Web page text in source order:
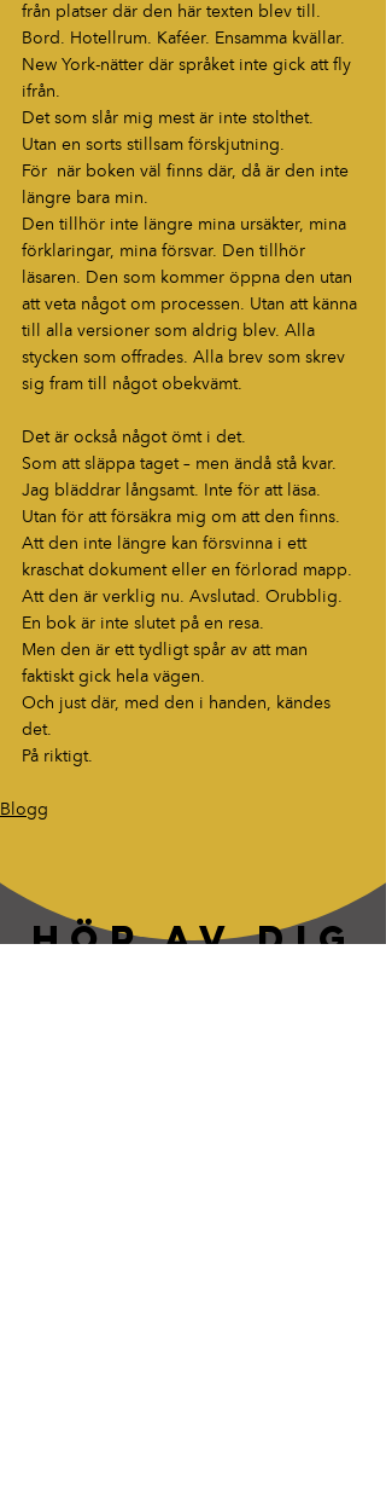
från platser där den här texten blev till.
Bord. Hotellrum. Kaféer. Ensamma kvällar.
New York-nätter där språket inte gick att fly
ifrån.
Det som slår mig mest är inte stolthet.
Utan en sorts stillsam förskjutning.
För  när boken väl finns där, då är den inte
längre bara min.
Den tillhör inte längre mina ursäkter, mina
förklaringar, mina försvar. Den tillhör
läsaren. Den som kommer öppna den utan
att veta något om processen. Utan att känna
till alla versioner som aldrig blev. Alla
stycken som offrades. Alla brev som skrev
sig fram till något obekvämt.
Det är också något ömt i det.
Som att släppa taget – men ändå stå kvar.
Jag bläddrar långsamt. Inte för att läsa.
Utan för att försäkra mig om att den finns.
Att den inte längre kan försvinna i ett
kraschat dokument eller en förlorad mapp.
Att den är verklig nu. Avslutad. Orubblig.
En bok är inte slutet på en resa.
Men den är ett tydligt spår av att man
faktiskt gick hela vägen.
Och just där, med den i handen, kändes
det.
På riktigt.
Blogg
HÖR AV DIG